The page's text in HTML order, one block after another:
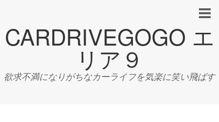
CARDRIVEGOGO エ
リア９
欲求不満になりがちなカーライフを気楽に笑い飛ばす